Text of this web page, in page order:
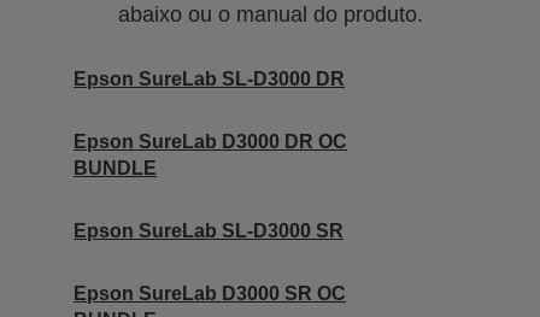
abaixo ou o manual do produto.
Epson SureLab SL-D3000 DR
Epson SureLab D3000 DR OC
BUNDLE
Epson SureLab SL-D3000 SR
Epson SureLab D3000 SR OC